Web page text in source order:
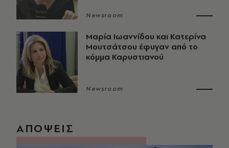
Newsroom
Μαρία Ιωαννίδου και Κατερίνα
Μουτσάτσου έφυγαν από το
κόμμα Καρυστιανού
Newsroom
ΑΠΟΨΕΙΣ